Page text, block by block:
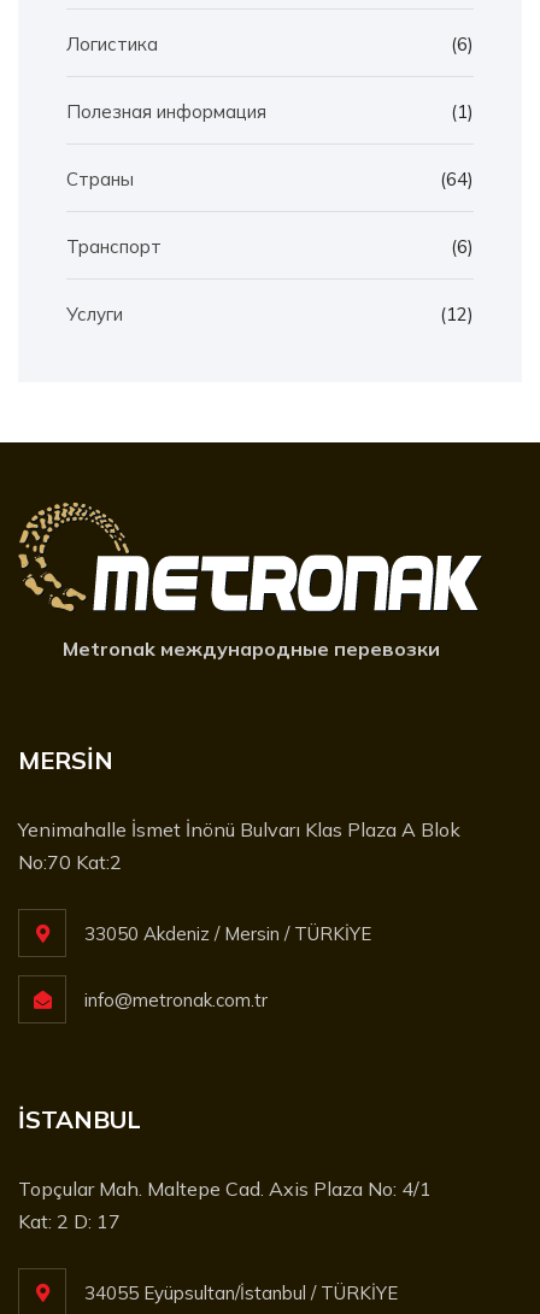
Логистика (6)
Полезная информация (1)
Страны (64)
Транспорт (6)
Услуги (12)
Metronak международные перевозки
MERSİN
Yenimahalle İsmet İnönü Bulvarı Klas Plaza A Blok
No:70 Kat:2
33050 Akdeniz / Mersin / TÜRKİYE
info@metronak.com.tr
İSTANBUL
Topçular Mah. Maltepe Cad. Axis Plaza No: 4/1
Kat: 2 D: 17
34055 Eyüpsultan/İstanbul / TÜRKİYE